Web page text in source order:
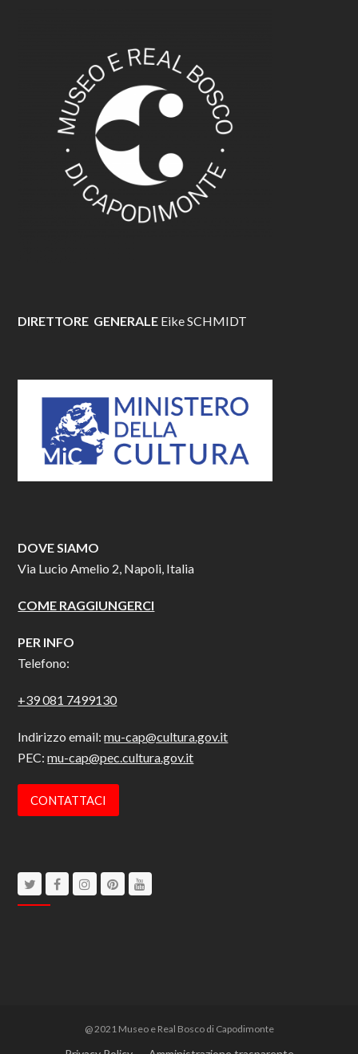
DIRETTORE GENERALE Eike SCHMIDT
DOVE SIAMO
Via Lucio Amelio 2, Napoli, Italia
COME RAGGIUNGERCI
PER INFO
Telefono:
+39 081 7499130
Indirizzo email:mu-cap@cultura.gov.it
PEC:mu-cap@pec.cultura.gov.it
CONTATTACI
TwitterFacebookInstagram
Pinterest
@ 2021 Museo e Real Bosco di Capodimonte